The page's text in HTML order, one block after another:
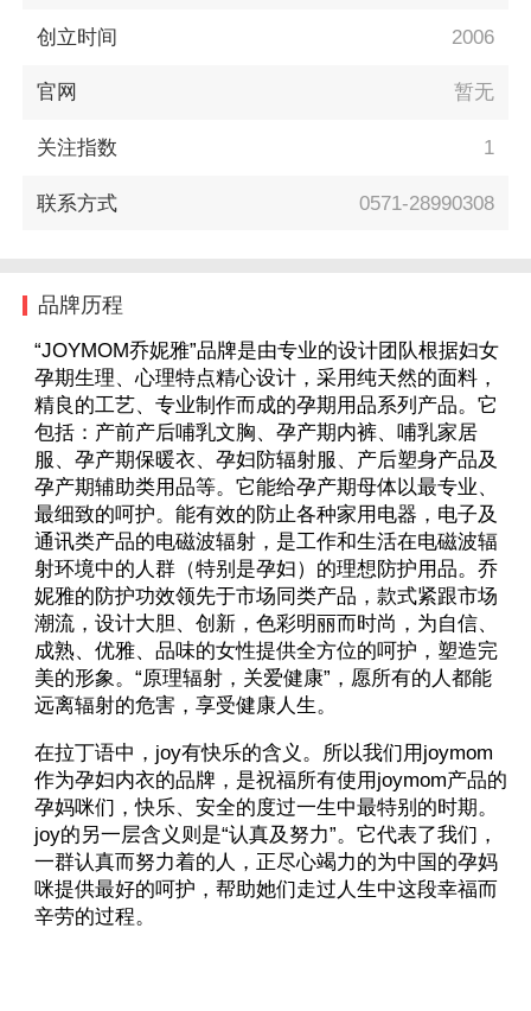
创立时间 2006
官网 暂无
关注指数 1
联系方式 0571-28990308
品牌历程
“JOYMOM乔妮雅”品牌是由专业的设计团队根据妇女
孕期生理、心理特点精心设计，采用纯天然的面料，
精良的工艺、专业制作而成的孕期用品系列产品。它
包括：产前产后哺乳文胸、孕产期内裤、哺乳家居
服、孕产期保暖衣、孕妇防辐射服、产后塑身产品及
孕产期辅助类用品等。它能给孕产期母体以最专业、
最细致的呵护。能有效的防止各种家用电器，电子及
通讯类产品的电磁波辐射，是工作和生活在电磁波辐
射环境中的人群（特别是孕妇）的理想防护用品。乔
妮雅的防护功效领先于市场同类产品，款式紧跟市场
潮流，设计大胆、创新，色彩明丽而时尚，为自信、
成熟、优雅、品味的女性提供全方位的呵护，塑造完
美的形象。“原理辐射，关爱健康”，愿所有的人都能
远离辐射的危害，享受健康人生。
在拉丁语中，joy有快乐的含义。所以我们用joymom
作为孕妇内衣的品牌，是祝福所有使用joymom产品的
孕妈咪们，快乐、安全的度过一生中最特别的时期。
joy的另一层含义则是“认真及努力”。它代表了我们，
一群认真而努力着的人，正尽心竭力的为中国的孕妈
咪提供最好的呵护，帮助她们走过人生中这段幸福而
辛劳的过程。